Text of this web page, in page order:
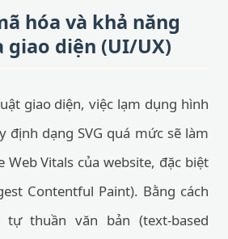
hóa và khả năng
diện (UI/UX)
giao diện, việc lạm dụng hình
định dạng SVG quá mức sẽ làm
Web Vitals của website, đặc biệt
Contentful Paint). Bằng cách
thuần văn bản (text-based